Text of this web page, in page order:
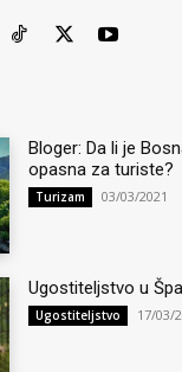
Bloger: Da li je
opasna za turiste?
Turizam 03/03/2021
Ugostiteljstvo u
Ugostiteljstvo 17/03/